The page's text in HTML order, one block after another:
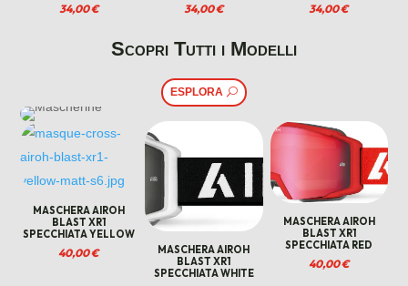
34,00€ 34,00€ 34,00€
Scopri Tutti i Modelli
ESPLORA
MASCHERA AIROH
BLAST XR1
SPECCHIATA YELLOW
40,00€
MASCHERA AIROH
BLAST XR1
SPECCHIATA WHITE
MASCHERA AIROH
BLAST XR1
SPECCHIATA RED
40,00€